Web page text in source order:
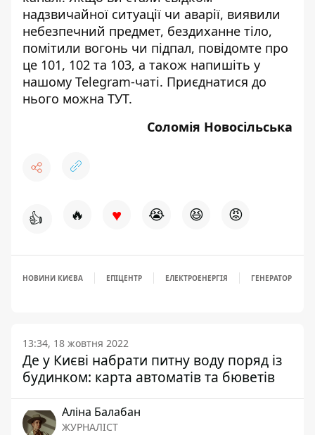
надзвичайної ситуації чи аварії, виявили
небезпечний предмет, бездиханне тіло,
помітили вогонь чи підпал, повідомте про
це 101, 102 та 103, а також напишіть у
нашому Telegram-чаті. Приєднатися до
нього можна ТУТ.
Соломія Новосільська
👍 🔥 ♥ 😭 😆 😡
НОВИНИ КИЄВА ЕПІЦЕНТР ЕЛЕКТРОЕНЕРГІЯ ГЕНЕРАТОР
13:34, 18 жовтня 2022
Де у Києві набрати питну воду поряд із
будинком: карта автоматів та бюветів
Аліна Балабан
ЖУРНАЛІСТ